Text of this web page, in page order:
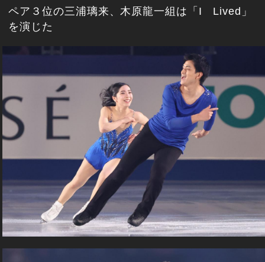
ペア３位の三浦璃来、木原龍一組は「I Lived」
を演じた